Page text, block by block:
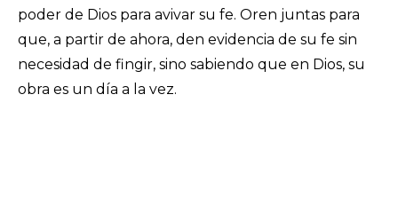
poder de Dios para avivar su fe. Oren juntas para
que, a partir de ahora, den evidencia de su fe sin
necesidad de fingir, sino sabiendo que en Dios, su
obra es un día a la vez.